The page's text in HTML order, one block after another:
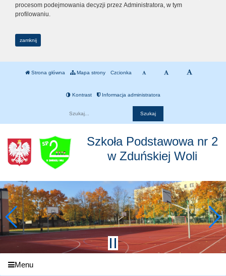
procesom podejmowania decyzji przez Administratora, w tym
profilowaniu.
zamknij
Strona główna Mapa strony Czcionka
Kontrast Informacja administratora
Szkoła Podstawowa nr 2
w Zduńskiej Woli
Menu